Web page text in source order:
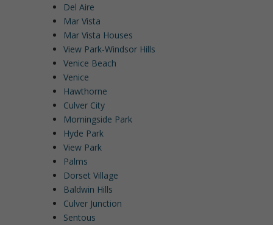
Del Aire
Mar Vista
Mar Vista Houses
View Park-Windsor Hills
Venice Beach
Venice
Hawthorne
Culver City
Morningside Park
Hyde Park
View Park
Palms
Dorset Village
Baldwin Hills
Culver Junction
Sentous